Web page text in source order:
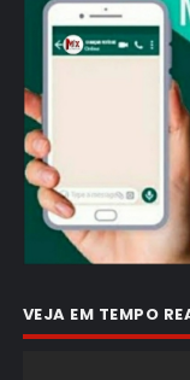
VEJA EM TEMPO